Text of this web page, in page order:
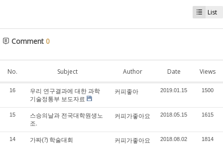
List
Comment 0
No. Subject Author Date Views
16
우리 연구결과에 대한 과학
기술정통부 보도자료
커피좋아 2019.01.15 1500
15
스승의날과 전국대학원생노
조.
커피가좋아요 2018.05.15 1615
14 가짜(?) 학술대회 커피가좋아요 2018.08.02 1814